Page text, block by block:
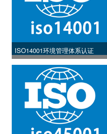
ISO14001环境管理体系认证